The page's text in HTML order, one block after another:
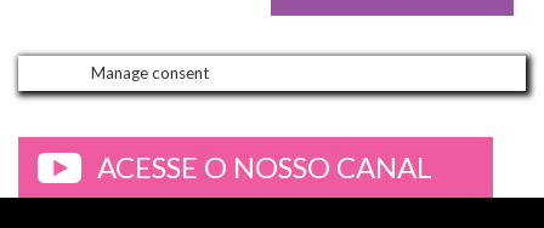
Manage consent
ACESSE O NOSSO CANAL